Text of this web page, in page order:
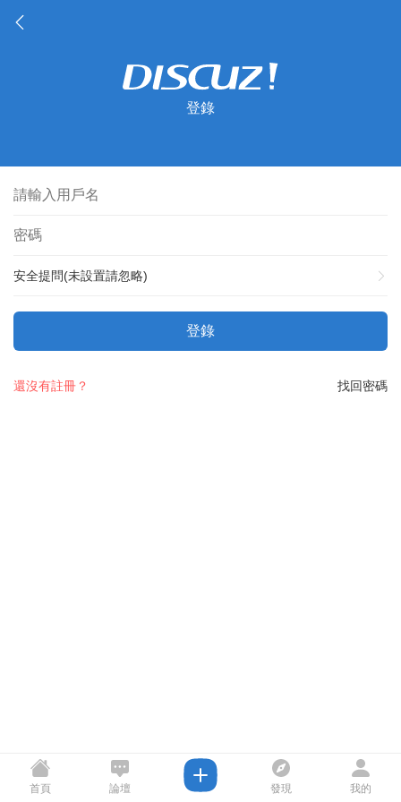
登錄
安全提問(未設置請忽略)
登錄
找回密碼
還沒有註冊？
首頁 論壇 發現 我的